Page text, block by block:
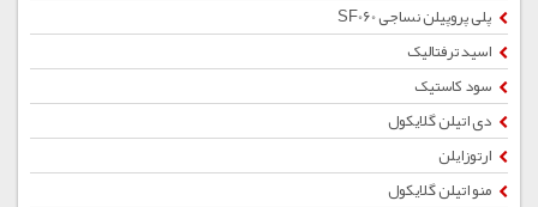
پلی پروپیلن نساجی SF060
اسید ترفتالیک
سود کاستیک
دی اتیلن گلایکول
ارتوزایلن
منو اتیلن گلایکول